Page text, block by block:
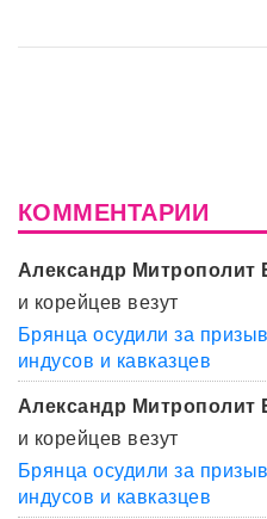
КОММЕНТАРИИ
Александр Митрополит
и корейцев везут
Брянца осудили за
индусов и кавказцев
Александр Митрополит
и корейцев везут
Брянца осудили за
индусов и кавказцев